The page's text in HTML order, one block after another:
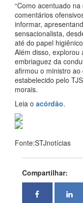
“Como acentuado
comentários
informar,
sensacionalista,
até do papel
Além disso,
embriaguez da
afirmou o ministro
estabelecido pelo
morais.
Leia o acórdão.
Fonte:STJnotícias
Compartilhar: